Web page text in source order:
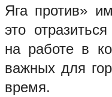
Яга против»
это
на работе в
важных для
время.